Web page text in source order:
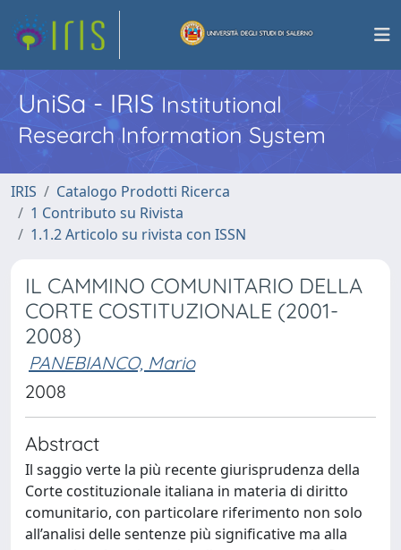
UniSa - IRISInstitutional
Research Information System
IRIS
Catalogo Prodotti Ricerca
1 Contributo su Rivista
1.1.2 Articolo su rivista con ISSN
IL CAMMINO COMUNITARIO DELLA
CORTE COSTITUZIONALE (2001-
2008)
PANEBIANCO, Mario
2008
Abstract
Il saggio verte la più recente giurisprudenza della
Corte costituzionale italiana in materia di diritto
comunitario, con particolare riferimento non solo
all’analisi delle sentenze più significative ma alla